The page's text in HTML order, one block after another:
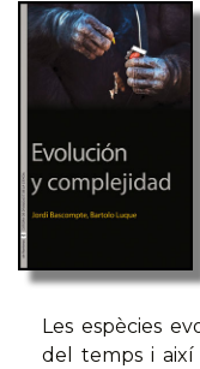
Les espècies
del temps i